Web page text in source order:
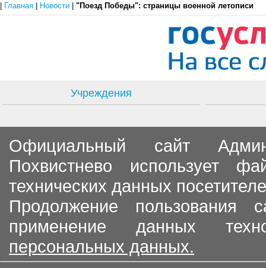
Главная Новости "Поезд Победы": страницы военной летописи
Учреждения
Официальный сайт
Похвистнево использует
технических данных
Продолжение пользования
применение данных
персональных данных.